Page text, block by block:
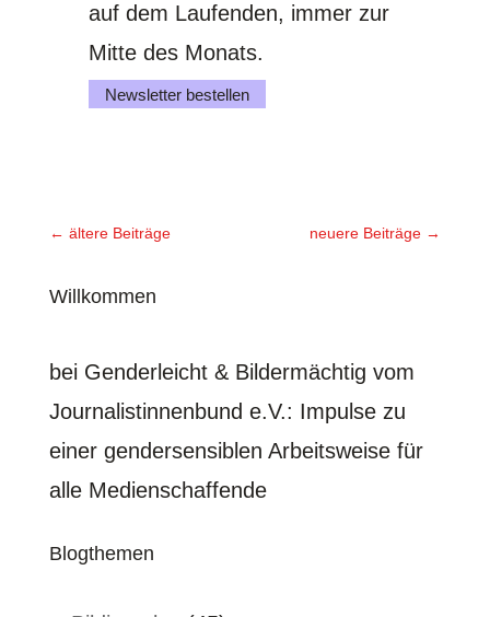
auf dem Laufenden, immer zur
Mitte des Monats.
Newsletter bestellen
← ältere Beiträge neuere Beiträge →
Willkommen
bei Genderleicht & Bildermächtig vom
Journalistinnenbund e.V.: Impulse zu
einer gendersensiblen Arbeitsweise für
alle Medienschaffende
Blogthemen